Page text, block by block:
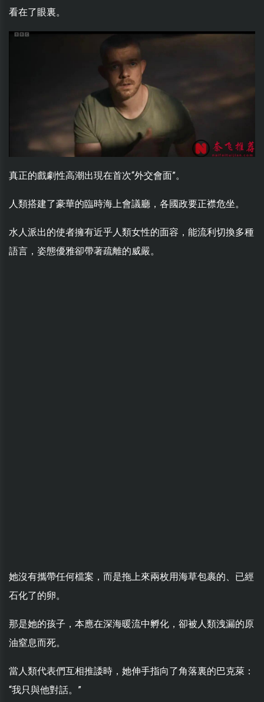
看在了眼裏。
真正的戲劇性高潮出現在首次“外交會面”。
人類搭建了豪華的臨時海上會議廳，各國政要正襟危坐。
水人派出的使者擁有近乎人類女性的面容，能流利切換多種
語言，姿態優雅卻帶著疏離的威嚴。
她沒有攜帶任何檔案，而是拖上來兩枚用海草包裹的、已經
石化了的卵。
那是她的孩子，本應在深海暖流中孵化，卻被人類洩漏的原
油窒息而死。
當人類代表們互相推諉時，她伸手指向了角落裏的巴克萊：
“我只與他對話。”